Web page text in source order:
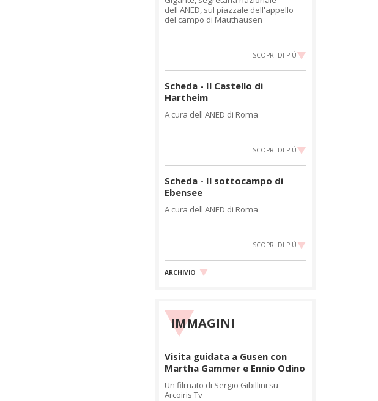
dell'ANED, sul piazzale dell'appello
del campo di Mauthausen
SCOPRI DI PIÙ
Scheda - Il Castello di
Hartheim
A cura dell'ANED di Roma
SCOPRI DI PIÙ
Scheda - Il sottocampo di
Ebensee
A cura dell'ANED di Roma
SCOPRI DI PIÙ
ARCHIVIO
IMMAGINI
Visita guidata a Gusen con
Martha Gammer e Ennio Odino
Un filmato di Sergio Gibillini su
Arcoiris Tv